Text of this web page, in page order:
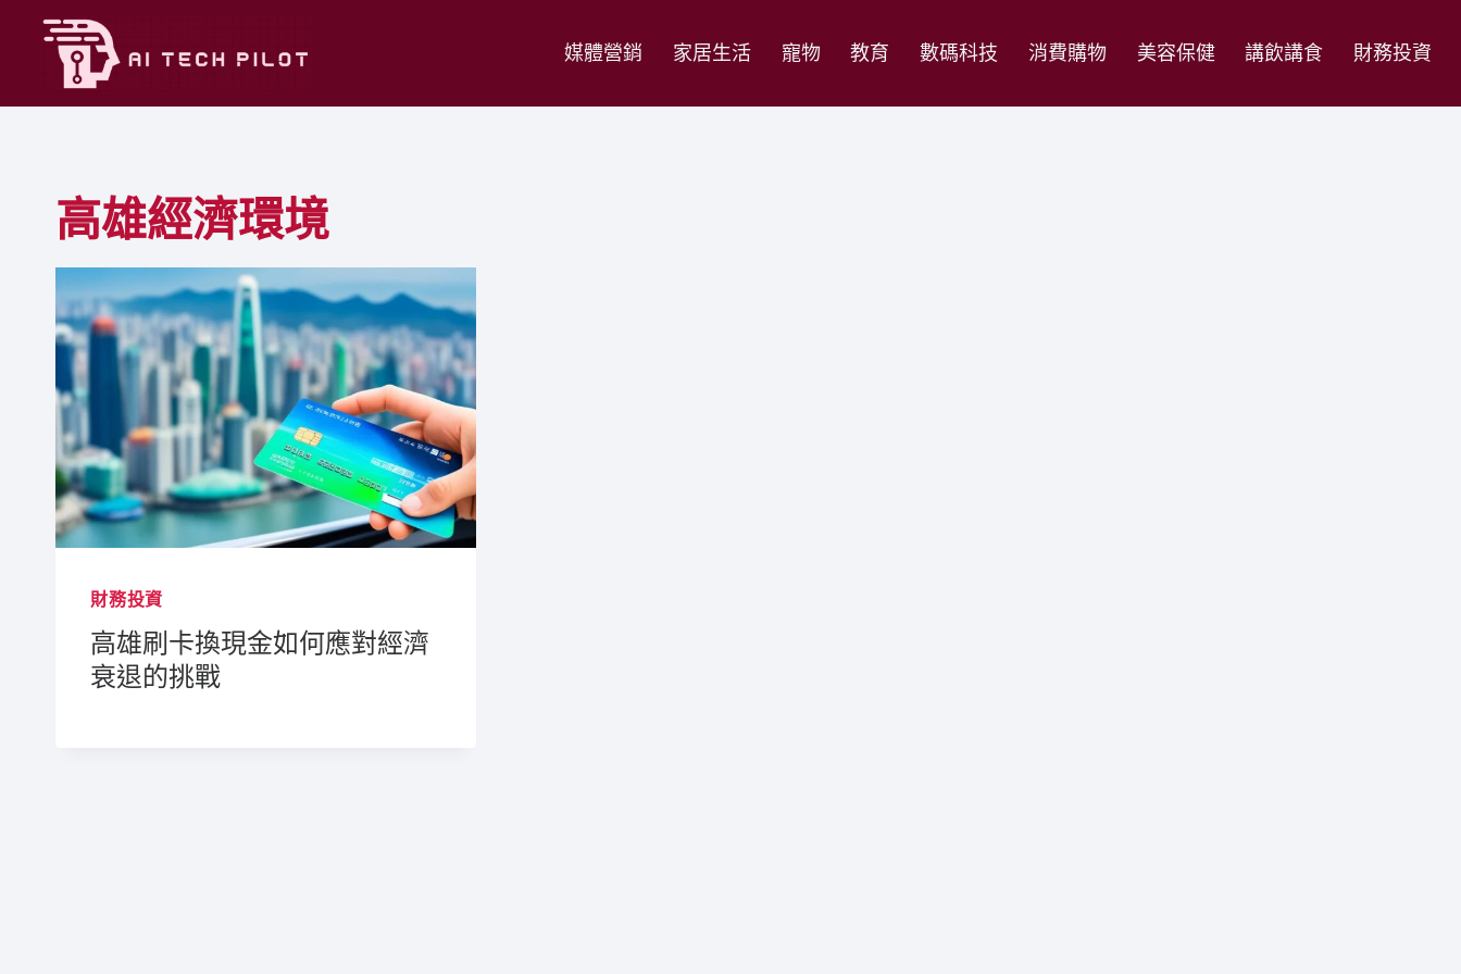
content
媒體營銷 家居生活 寵物 教育 數碼科技 消費購物 美容保健 講飲講食 財務投資
高雄經濟環境
財務投資
高雄刷卡換現金如何應對經濟
衰退的挑戰